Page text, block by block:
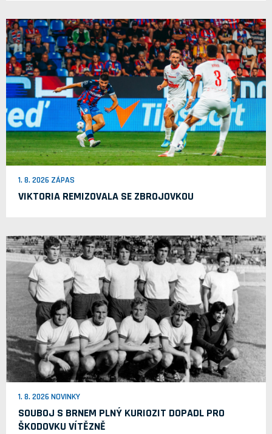
1. 8. 2026 ZÁPAS
VIKTORIA REMIZOVALA SE ZBROJOVKOU
1. 8. 2026 NOVINKY
SOUBOJ S BRNEM PLNÝ KURIOZIT DOPADL PRO
ŠKODOVKU VÍTĚZNĚ